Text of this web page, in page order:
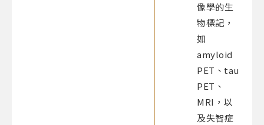
像學的生
物標記，
如
amyloid
PET、tau
PET、
MRI，以
及失智症